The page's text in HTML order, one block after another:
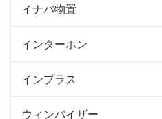
イナバ物置
インターホン
インプラス
ウィンバイザー